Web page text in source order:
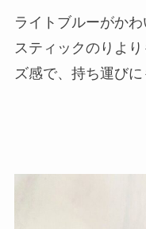
ライトブルーがかわ
スティックのりよ
ズ感で、持ち運び